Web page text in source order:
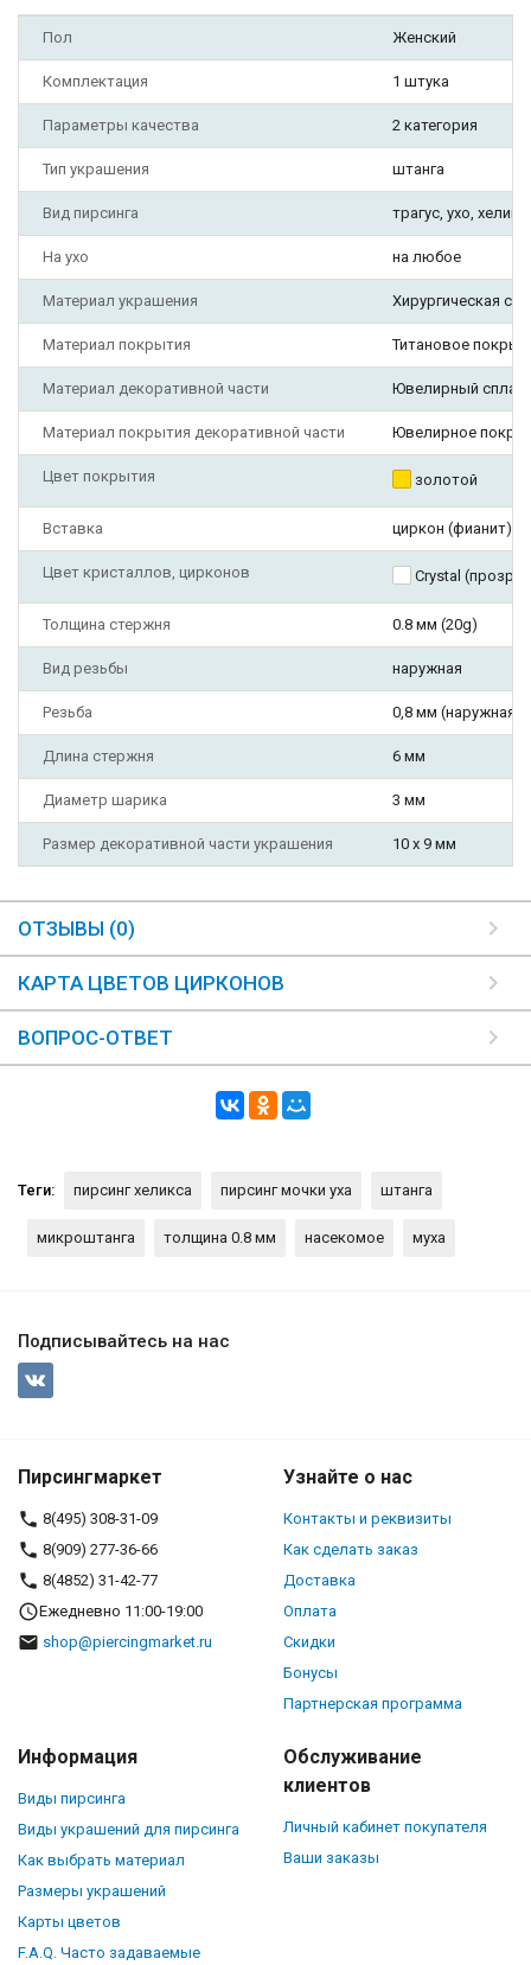
Пол Женский
Комплектация 1 штука
Параметры качества 2 категория
Тип украшения штанга
Вид пирсинга трагус, ухо,
На ухо на любое
Материал украшения Хирургическая
Материал покрытия Титановое
Материал декоративной части Ювелирный сплав
Материал покрытия декоративной части Ювелирное
Цвет покрытия золотой
Вставка циркон (фианит)
Цвет кристаллов, цирконов Crystal
Толщина стержня 0.8 мм (20g)
Вид резьбы наружная
Резьба 0,8 мм (наружная)
Длина стержня 6 мм
Диаметр шарика 3 мм
Размер декоративной части украшения 10 х 9 мм
ОТЗЫВЫ (0)
КАРТА ЦВЕТОВ ЦИРКОНОВ
ВОПРОС-ОТВЕТ
Теги: пирсинг хеликса пирсинг мочки уха штанга
микроштанга толщина 0.8 мм насекомое муха
Подписывайтесь на нас
Пирсингмаркет
8(495) 308-31-09
8(909) 277-36-66
8(4852) 31-42-77
Ежедневно 11:00-19:00
shop@piercingmarket.ru
Узнайте о нас
Контакты и реквизиты
Как сделать заказ
Доставка
Оплата
Скидки
Бонусы
Партнерская программа
Информация
Виды пирсинга
Виды украшений для пирсинга
Как выбрать материал
Размеры украшений
Карты цветов
F.A.Q. Часто задаваемые
Обслуживание
клиентов
Личный кабинет покупателя
Ваши заказы